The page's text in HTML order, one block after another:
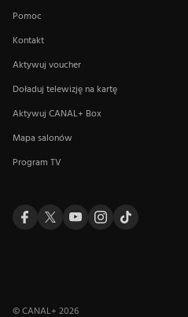
Pomoc
Kontakt
Aktywuj voucher
Doładuj telewizję na kartę
Aktywuj CANAL+ Box
Mapa salonów
Program TV
© CANAL+ 2026